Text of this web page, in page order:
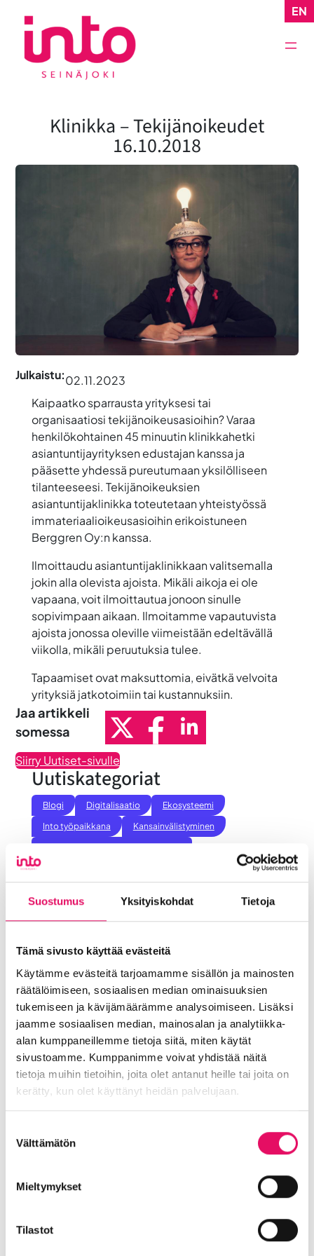
Suostumus Yksityiskohdat Tietoja
Tämä sivusto käyttää evästeitä
Käytämme evästeitä tarjoamamme sisällön ja mainosten
räätälöimiseen, sosiaalisen median ominaisuuksien
tukemiseen ja kävijämäärämme analysoimiseen. Lisäksi
jaamme sosiaalisen median, mainosalan ja analytiikka-
alan kumppaneillemme tietoja siitä, miten käytät
sivustoamme. Kumppanimme voivat yhdistää näitä
tietoja muihin tietoihin, joita olet antanut heille tai joita on
kerätty, kun olet käyttänyt heidän palvelujaan.
valinta
Välttämätön
Mieltymykset
Tilastot
sisältöön
EN
Klinikka – Tekijänoikeudet
16.10.2018
Julkaistu:02.11.2023
Kaipaatko sparrausta yrityksesi tai
organisaatiosi tekijänoikeusasioihin? Varaa
henkilökohtainen 45 minuutin klinikkahetki
asiantuntijayrityksen edustajan kanssa ja
pääsette yhdessä pureutumaan yksilölliseen
tilanteeseesi. Tekijänoikeuksien
asiantuntijaklinikka toteutetaan yhteistyössä
immateriaalioikeusasioihin erikoistuneen
Berggren Oy:n kanssa.
Ilmoittaudu asiantuntijaklinikkaan valitsemalla
jokin alla olevista ajoista. Mikäli aikoja ei ole
vapaana, voit ilmoittautua jonoon sinulle
sopivimpaan aikaan. Ilmoitamme vapautuvista
ajoista jonossa oleville viimeistään edeltävällä
viikolla, mikäli peruutuksia tulee.
Tapaamiset ovat maksuttomia, eivätkä velvoita
yrityksiä jatkotoimiin tai kustannuksiin.
Jaa artikkeli
somessa
Siirry Uutiset-sivulle
Uutiskategoriat
Blogi Digitalisaatio
Ekosysteemi
Into työpaikkana
Kansainvälistyminen
Liikeidea ja yrityksen perustaminen
Tapahtumat
Yrittäjätarinat
Yrityskaupat
Yritysrahoitus
Yritysuutiset
Uusimmat uutiset
Asiakkaiden palaute lämmittää!
Uutiset
Lue koko artikkeli:
Asiakkaiden
palaute
Liiketoiminta lentoon -
valmennuksessa hyödyt ryhmän
Lue koko artikkeli
Uutiset